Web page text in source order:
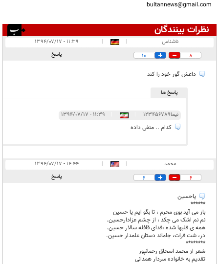
bultannews@gmail.com
نظرات بینندگان
در انتظار بررسی:
ناشناس |
|
۱۱:۳۹ - ۱۳۹۴/۰۷/۱۷
8
10 پاسخ
داعش گور خود را کند
پاسخ ها
نیما123456789 ۱۱:۳۹ - ۱۳۹۴/۰۷/۱۷
کدام .. منفی داده
محمد |
|
۱۴:۴۴ - ۱۳۹۴/۰۷/۱۷
6
6 پاسخ
یاحسین
******
باز می آید بوی محرم ، تا بگو ایم یا حسین
نم نم اشک می چکد ، از چشم عزادارحسین.
همه ی فلبها شده ،فدای قافله سالار حسین.
در، شت فرات، جاماند دستان علمدار حسین.
********
شعر از محمد اسحاق رحمانپور
تقدیم به خانواده سردار همدانی